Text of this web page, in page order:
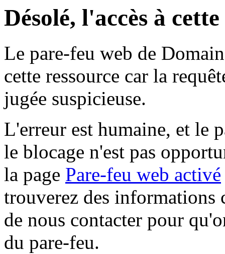
Désolé, l'accès à
Le pare-feu web de
cette ressource car la
jugée suspicieuse.
L'erreur est humaine, et le
le blocage n'est pas
la page Pare-feu web activé
trouverez des informations
de nous contacter pour
du pare-feu.